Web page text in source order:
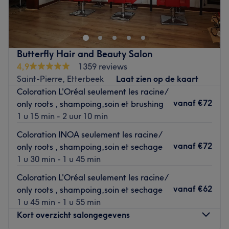
beauté situé à Woluwe-Saint-Lambert, en Belgique.
Transports publics les plus proches :
Entre les stations de métro Gribaumont et Joséphine-
Charlotte.
L’équipe :
Une formidable équipe de professionnelles vous accueille
chaleureusement et vous propose des soins esthétiques de
qualité, 100% vous et adaptés à vos besoins ainsi que vos
envies.
Nos coups de cœur :
L’atmosphère : Espace entièrement dédié à la beauté et
au bien-être, idéal pour prendre soin de soi en toute
tranquillité.
Butterfly Hair and Beauty Salon
4,9
1359 reviews
Saint-Pierre, Etterbeek
Laat zien op de kaart
Coloration L'Oréal seulement les racine/
only roots , shampoing,soin et brushing
1 u 15 min - 2 uur 10 min
vanaf €72
Coloration INOA seulement les racine/
only roots , shampoing,soin et sechage
1 u 30 min - 1 u 45 min
vanaf €72
Coloration L'Oréal seulement les racine/
only roots , shampoing,soin et sechage
1 u 45 min - 1 u 55 min
vanaf €62
Kort overzicht salongegevens